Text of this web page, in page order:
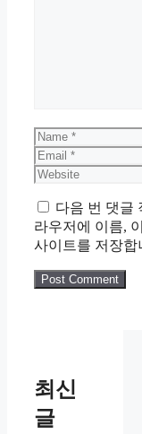
Name
Email
Website
다음 번 댓글
라우저에 이름,
사이트를 저장합
최신
글